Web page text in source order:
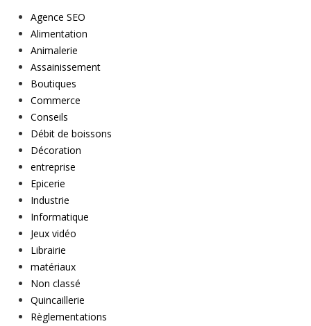
Agence SEO
Alimentation
Animalerie
Assainissement
Boutiques
Commerce
Conseils
Débit de boissons
Décoration
entreprise
Epicerie
Industrie
Informatique
Jeux vidéo
Librairie
matériaux
Non classé
Quincaillerie
Règlementations